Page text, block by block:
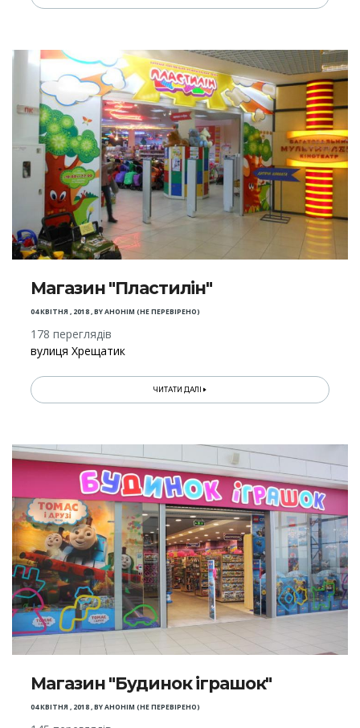
Магазин "Пластилін"
04 КВІТНЯ , 2018,BYАНОНІМ (НЕ ПЕРЕВІРЕНО)
178 переглядів
вулиця Хрещатик
ЧИТАТИ ДАЛІ
Магазин "Будинок іграшок"
04 КВІТНЯ , 2018,BYАНОНІМ (НЕ ПЕРЕВІРЕНО)